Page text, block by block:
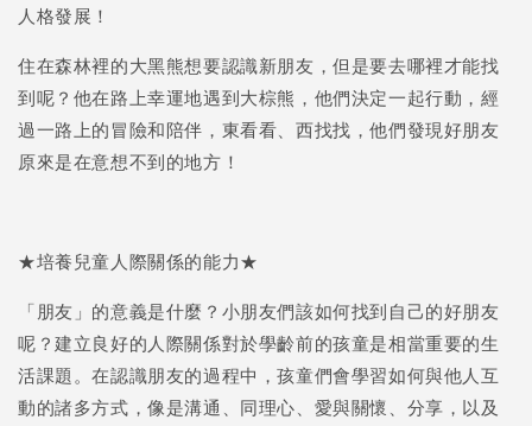
人格發展！
住在森林裡的大黑熊想要認識新朋友，但是要去哪裡才能找
到呢？他在路上幸運地遇到大棕熊，他們決定一起行動，經
過一路上的冒險和陪伴，東看看、西找找，他們發現好朋友
原來是在意想不到的地方！
★培養兒童人際關係的能力★
「朋友」的意義是什麼？小朋友們該如何找到自己的好朋友
呢？建立良好的人際關係對於學齡前的孩童是相當重要的生
活課題。在認識朋友的過程中，孩童們會學習如何與他人互
動的諸多方式，像是溝通、同理心、愛與關懷、分享，以及